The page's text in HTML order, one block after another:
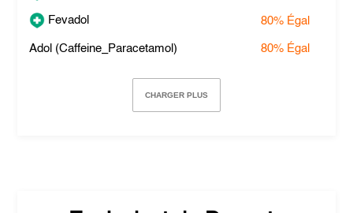
Fevadol 80% Égal
Adol (Caffeine_Paracetamol) 80% Égal
CHARGER PLUS